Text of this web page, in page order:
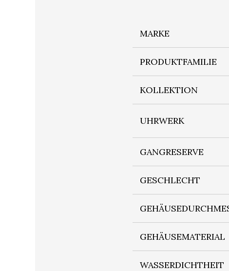
MARKE
PRODUKTFAMILIE
KOLLEKTION
UHRWERK
GANGRESERVE
GESCHLECHT
GEHÄUSEMATERIAL
WASSERDICHTHEIT